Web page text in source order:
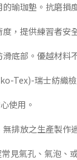
瑜珈墊。抗磨損
，提供練習者安
底部。優越材料
Tex)-瑞士紡織檢
使用。
排放之生產製作
見氣孔、氣泡